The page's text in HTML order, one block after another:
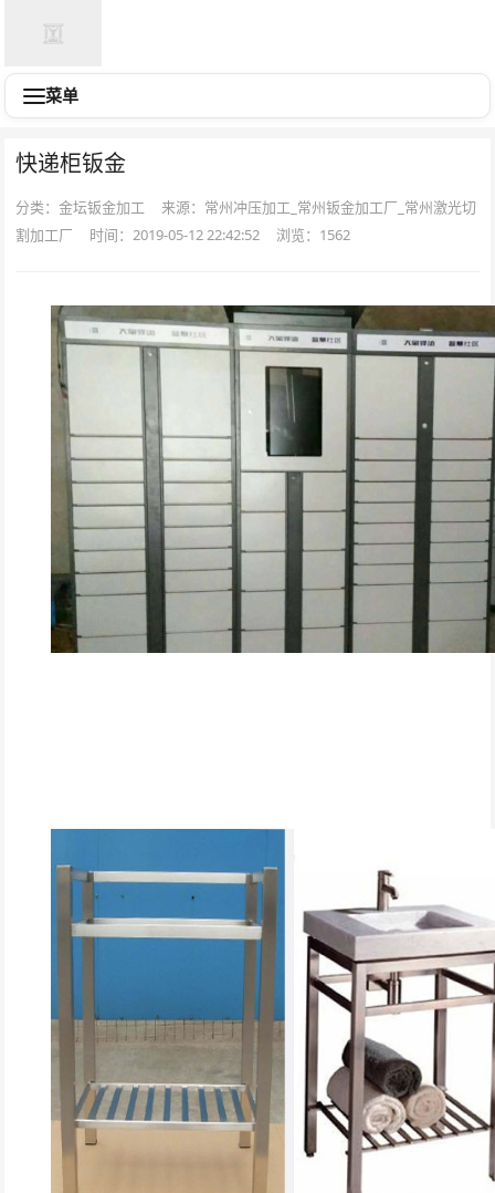
菜单
快递柜钣金
分类：金坛钣金加工
来源：常州冲压加工_常州钣金加工厂_常州激光切
割加工厂
时间：2019-05-12 22:42:52 浏览： 1562